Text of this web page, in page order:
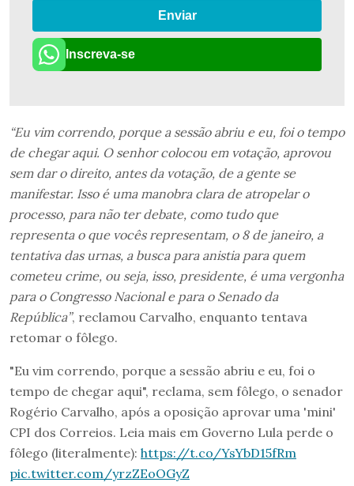
Enviar
Inscreva-se
“Eu vim correndo, porque a sessão abriu e eu, foi o tempo
de chegar aqui. O senhor colocou em votação, aprovou
sem dar o direito, antes da votação, de a gente se
manifestar. Isso é uma manobra clara de atropelar o
processo, para não ter debate, como tudo que
representa o que vocês representam, o 8 de janeiro, a
tentativa das urnas, a busca para anistia para quem
cometeu crime, ou seja, isso, presidente, é uma vergonha
para o Congresso Nacional e para o Senado da
República”, reclamou Carvalho, enquanto tentava
retomar o fôlego.
"Eu vim correndo, porque a sessão abriu e eu, foi o
tempo de chegar aqui", reclama, sem fôlego, o senador
Rogério Carvalho, após a oposição aprovar uma 'mini'
CPI dos Correios. Leia mais em Governo Lula perde o
fôlego (literalmente): https://t.co/YsYbD15fRm
pic.twitter.com/yrzZEoOGyZ